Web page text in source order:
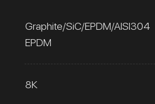
Graphite/SiC/EPDM/AISI304
EPDM
8К